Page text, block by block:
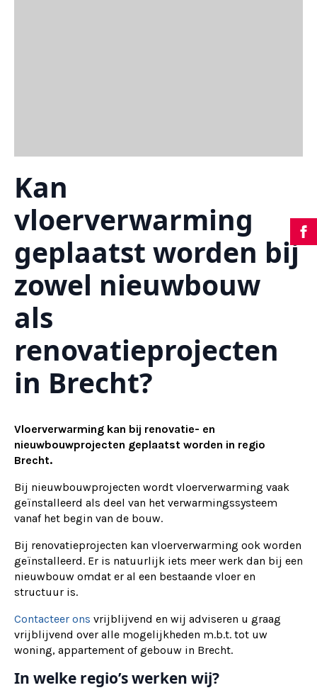
Kan
vloerverwarming
geplaatst worden bij
zowel nieuwbouw
als
renovatieprojecten
in Brecht?
Vloerverwarming kan bij renovatie- en
nieuwbouwprojecten geplaatst worden in regio
Brecht.
Bij nieuwbouwprojecten wordt vloerverwarming vaak
geïnstalleerd als deel van het verwarmingssysteem
vanaf het begin van de bouw.
Bij renovatieprojecten kan vloerverwarming ook worden
geïnstalleerd. Er is natuurlijk iets meer werk dan bij een
nieuwbouw omdat er al een bestaande vloer en
structuur is.
Contacteer ons vrijblijvend en wij adviseren u graag
vrijblijvend over alle mogelijkheden m.b.t. tot uw
woning, appartement of gebouw in Brecht.
In welke regio’s werken wij?